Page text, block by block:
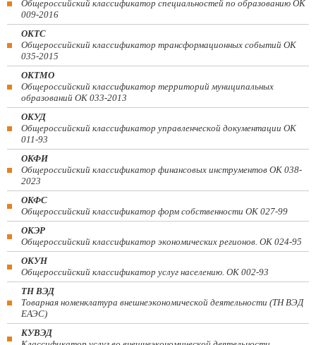
Общероссийский классификатор специальностей по образованию ОК
009-2016
ОКТС
Общероссийский классификатор трансформационных событий ОК
035-2015
ОКТМО
Общероссийский классификатор территорий муниципальных
образований ОК 033-2013
ОКУД
Общероссийский классификатор управленческой документации ОК
011-93
ОКФИ
Общероссийский классификатор финансовых инструментов OK 038-
2023
ОКФС
Общероссийский классификатор форм собственности ОК 027-99
ОКЭР
Общероссийский классификатор экономических регионов. ОК 024-95
ОКУН
Общероссийский классификатор услуг населению. ОК 002-93
ТН ВЭД
Товарная номенклатура внешнеэкономической деятельности (ТН ВЭД
ЕАЭС)
КУВЭД